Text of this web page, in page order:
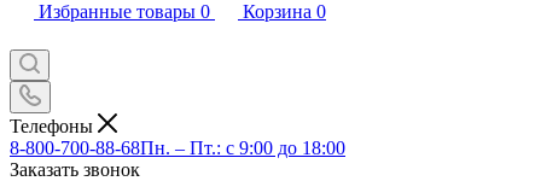
Избранные товары 0 Корзина 0
Телефоны
8-800-700-88-68Пн. – Пт.: с 9:00 до 18:00
Заказать звонок